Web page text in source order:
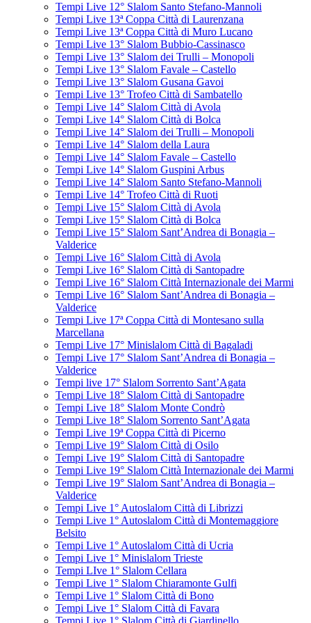
Tempi Live 12° Slalom Santo Stefano-Mannoli
Tempi Live 13ª Coppa Città di Laurenzana
Tempi Live 13ª Coppa Città di Muro Lucano
Tempi Live 13° Slalom Bubbio-Cassinasco
Tempi Live 13° Slalom dei Trulli – Monopoli
Tempi Live 13° Slalom Favale – Castello
Tempi Live 13° Slalom Gusana Gavoi
Tempi Live 13° Trofeo Città di Sambatello
Tempi Live 14° Slalom Città di Avola
Tempi Live 14° Slalom Città di Bolca
Tempi Live 14° Slalom dei Trulli – Monopoli
Tempi Live 14° Slalom della Laura
Tempi Live 14° Slalom Favale – Castello
Tempi Live 14° Slalom Guspini Arbus
Tempi Live 14° Slalom Santo Stefano-Mannoli
Tempi Live 14° Trofeo Città di Ruoti
Tempi Live 15° Slalom Città di Avola
Tempi Live 15° Slalom Città di Bolca
Tempi Live 15° Slalom Sant’Andrea di Bonagia –
Valderice
Tempi Live 16° Slalom Città di Avola
Tempi Live 16° Slalom Città di Santopadre
Tempi Live 16° Slalom Città Internazionale dei Marmi
Tempi Live 16° Slalom Sant’Andrea di Bonagia –
Valderice
Tempi Live 17ª Coppa Città di Montesano sulla
Marcellana
Tempi Live 17° Minislalom Città di Bagaladi
Tempi Live 17° Slalom Sant’Andrea di Bonagia –
Valderice
Tempi live 17° Slalom Sorrento Sant’Agata
Tempi Live 18° Slalom Città di Santopadre
Tempi Live 18° Slalom Monte Condrò
Tempi Live 18° Slalom Sorrento Sant’Agata
Tempi Live 19ª Coppa Città di Picerno
Tempi Live 19° Slalom Città di Osilo
Tempi Live 19° Slalom Città di Santopadre
Tempi Live 19° Slalom Città Internazionale dei Marmi
Tempi Live 19° Slalom Sant’Andrea di Bonagia –
Valderice
Tempi Live 1° Autoslalom Città di Librizzi
Tempi Live 1° Autoslalom Città di Montemaggiore
Belsito
Tempi Live 1° Autoslalom Città di Ucria
Tempi Live 1° Minislalom Trieste
Tempi LIve 1° Slalom Cellara
Tempi Live 1° Slalom Chiaramonte Gulfi
Tempi Live 1° Slalom Città di Bono
Tempi Live 1° Slalom Città di Favara
Tempi Live 1° Slalom Città di Giardinello